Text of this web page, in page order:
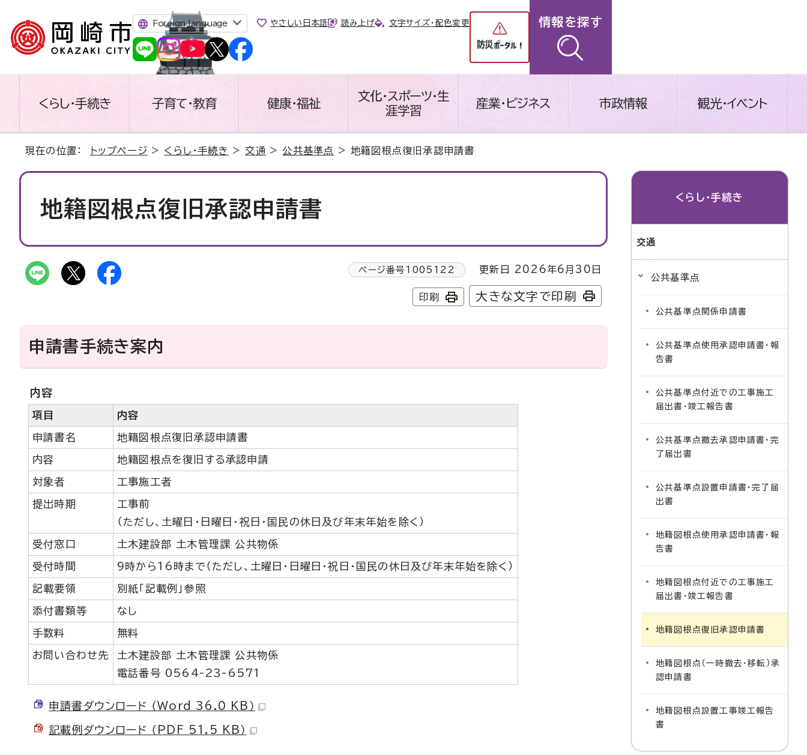
Foreign language やさしい日本語 読み上げ 文字サイズ・配色変更 情報を探す
くらし・手続き 子育て・教育 健康・福祉
文化・スポーツ・生
涯学習
産業・ビジネス 市政情報 観光・イベント
現在の位置： トップページ > くらし・手続き >交通 > 公共基準点 > 地籍図根点復旧承認申請書
地籍図根点復旧承認申請書
ページ番号 1005122 更新日 2026年6月30日
印刷 大きな文字で印刷
申請書手続き案内
内容
項目 内容
申請書名 地籍図根点復旧承認申請書
内容 地籍図根点を復旧する承認申請
対象者 工事施工者
提出時期
工事前
（ただし、土曜日・日曜日・祝日・国民の休日及び年末年始を除く）
受付窓口 土木建設部 土木管理課 公共物係
受付時間 9時から16時まで（ただし、土曜日・日曜日・祝日・国民の休日及び年末年始を除く）
記載要領 別紙「記載例」参照
添付書類等 なし
手数料 無料
お問い合わせ先
土木建設部 土木管理課 公共物係
電話番号 0564-23-6571
申請書ダウンロード （Word 36.0 KB）
記載例ダウンロード （PDF 51.5 KB）
くらし・手続き
交通
公共基準点
公共基準点関係申請書
公共基準点使用承認申請書・報
告書
公共基準点付近での工事施工
届出書・竣工報告書
公共基準点撤去承認申請書・完
了届出書
公共基準点設置申請書・完了届
出書
地籍図根点使用承認申請書・報
告書
地籍図根点付近での工事施工
届出書・竣工報告書
地籍図根点復旧承認申請書
地籍図根点（一時撤去・移転）承
認申請書
地籍図根点設置工事竣工報告
書